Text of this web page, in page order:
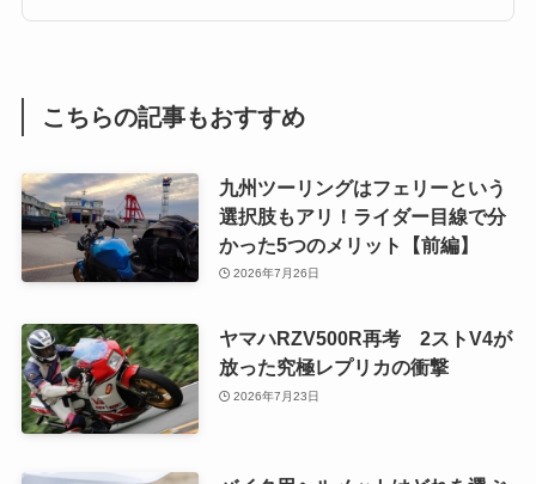
こちらの記事もおすすめ
九州ツーリングはフェリーという
選択肢もアリ！ライダー目線で分
かった5つのメリット【前編】
2026年7月26日
ヤマハRZV500R再考 2ストV4が
放った究極レプリカの衝撃
2026年7月23日